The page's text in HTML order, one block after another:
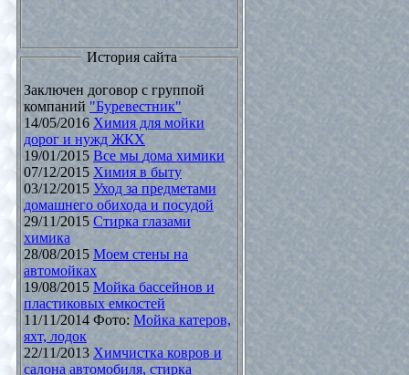
История сайта
Заключен договор с группой
компаний "Буревестник"
14/05/2016 Химия для мойки
дорог и нужд ЖКХ
19/01/2015
Все мы дома химики
07/12/2015 Химия в быту
03/12/2015 Уход за предметами
домашнего обихода и посудой
29/11/2015 Стирка глазами
химика
28/08/2015 Моем стены на
автомойках
19/08/2015 Мойка бассейнов и
пластиковых емкостей
11/11/2014 Фото: Мойка катеров,
яхт, лодок
22/11/2013 Химчистка ковров и
салона автомобиля, стирка